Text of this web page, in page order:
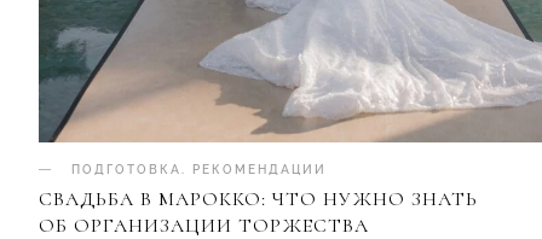
ПОДГОТОВКА РЕКОМЕНДАЦИИ
СВАДЬБА В МАРОККО: ЧТО НУЖНО ЗНАТЬ
ОБ ОРГАНИЗАЦИИ ТОРЖЕСТВА